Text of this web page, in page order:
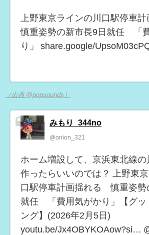
上野東京ラインの川口駅停車
慎重姿勢の新市長9日就任 「
り」 share.google/
（出典 @popsounds）
みもり_344no
@onion_321
ホーム増設して、京浜東北線の
作ったらいいのでは？ 上野東京
口駅停車計画揺れる 慎重姿勢
就任 「費用気がかり」【グッ
ング】(2026年2月5日)
youtu.be/Jx4OBYKOAow?si…